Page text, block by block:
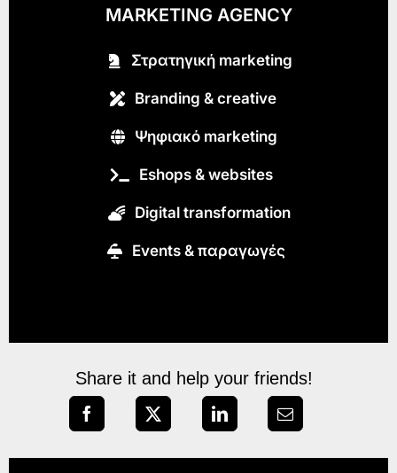
MARKETING AGENCY
Στρατηγική marketing
Branding & creative
Ψηφιακό marketing
Eshops & websites
Digital transformation
Εvents & παραγωγές
Share it and help your friends!